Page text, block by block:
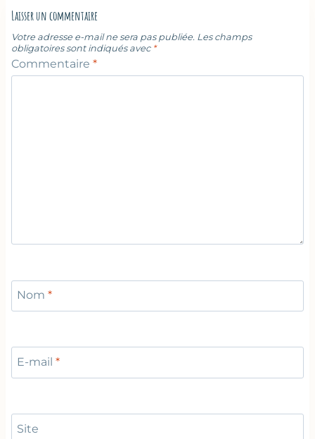
Laisser un commentaire
Votre adresse e-mail ne sera pas publiée. Les champs
obligatoires sont indiqués avec *
Commentaire *
Nom *
E-mail *
Site